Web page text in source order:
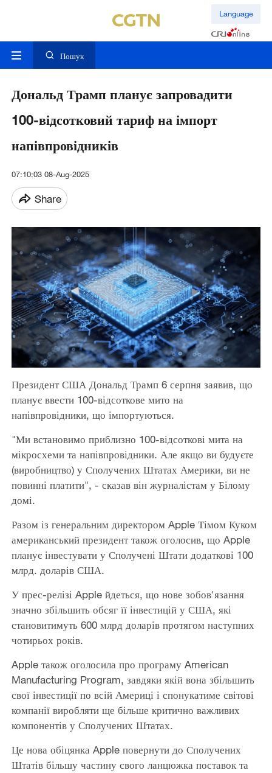
Language
Пошук
Дональд Трамп планує запровадити
100-відсотковий тариф на імпорт
напівпровідників
07:10:03 08-Aug-2025
Share
Президент США Дональд Трамп 6 серпня заявив, що
планує ввести 100-відсоткове мито на
напівпровідники, що імпортуються.
"Ми встановимо приблизно 100-відсоткові мита на
мікросхеми та напівпровідники. Але якщо ви будуєте
(виробництво) у Сполучених Штатах Америки, ви не
повинні платити", - сказав він журналістам у Білому
домі.
Разом із генеральним директором Apple Тімом Куком
американський президент також оголосив, що Apple
планує інвестувати у Сполучені Штати додаткові 100
млрд. доларів США.
У прес-релізі Apple йдеться, що нове зобов'язання
значно збільшить обсяг її інвестицій у США, які
становитимуть 600 млрд доларів протягом наступних
чотирьох років.
Apple також оголосила про програму American
Manufacturing Program, завдяки якій вона збільшить
свої інвестиції по всій Америці і спонукатиме світові
компанії виробляти ще більше критично важливих
компонентів у Сполучених Штатах.
Це нова обіцянка Apple повернути до Сполучених
Штатів більшу частину свого ланцюжка поставок та